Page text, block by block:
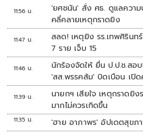
11:56 น.
'ยศชนัน' สั่ง ศธ. ดูแลควา
คลี่คลายเหตุกราดยิง
11:47 น.
สลด! เหตุยิง รร.เทพศิรินท
7 ราย เจ็บ 15
11:46 น.
นักร้องจัดให้ ยื่น ป.ป.ช.สอบจริยธรรม
'สส.พรรคส้ม' บิดเบือน เปิ
ทหาร'
11:39 น.
นายกฯ เสียใจ เหตุกราดยิ
มากไม่ควรเกิดขึ้น
11:35 น. 'ฮาย อาภาพร' อัปเดตสุขภ